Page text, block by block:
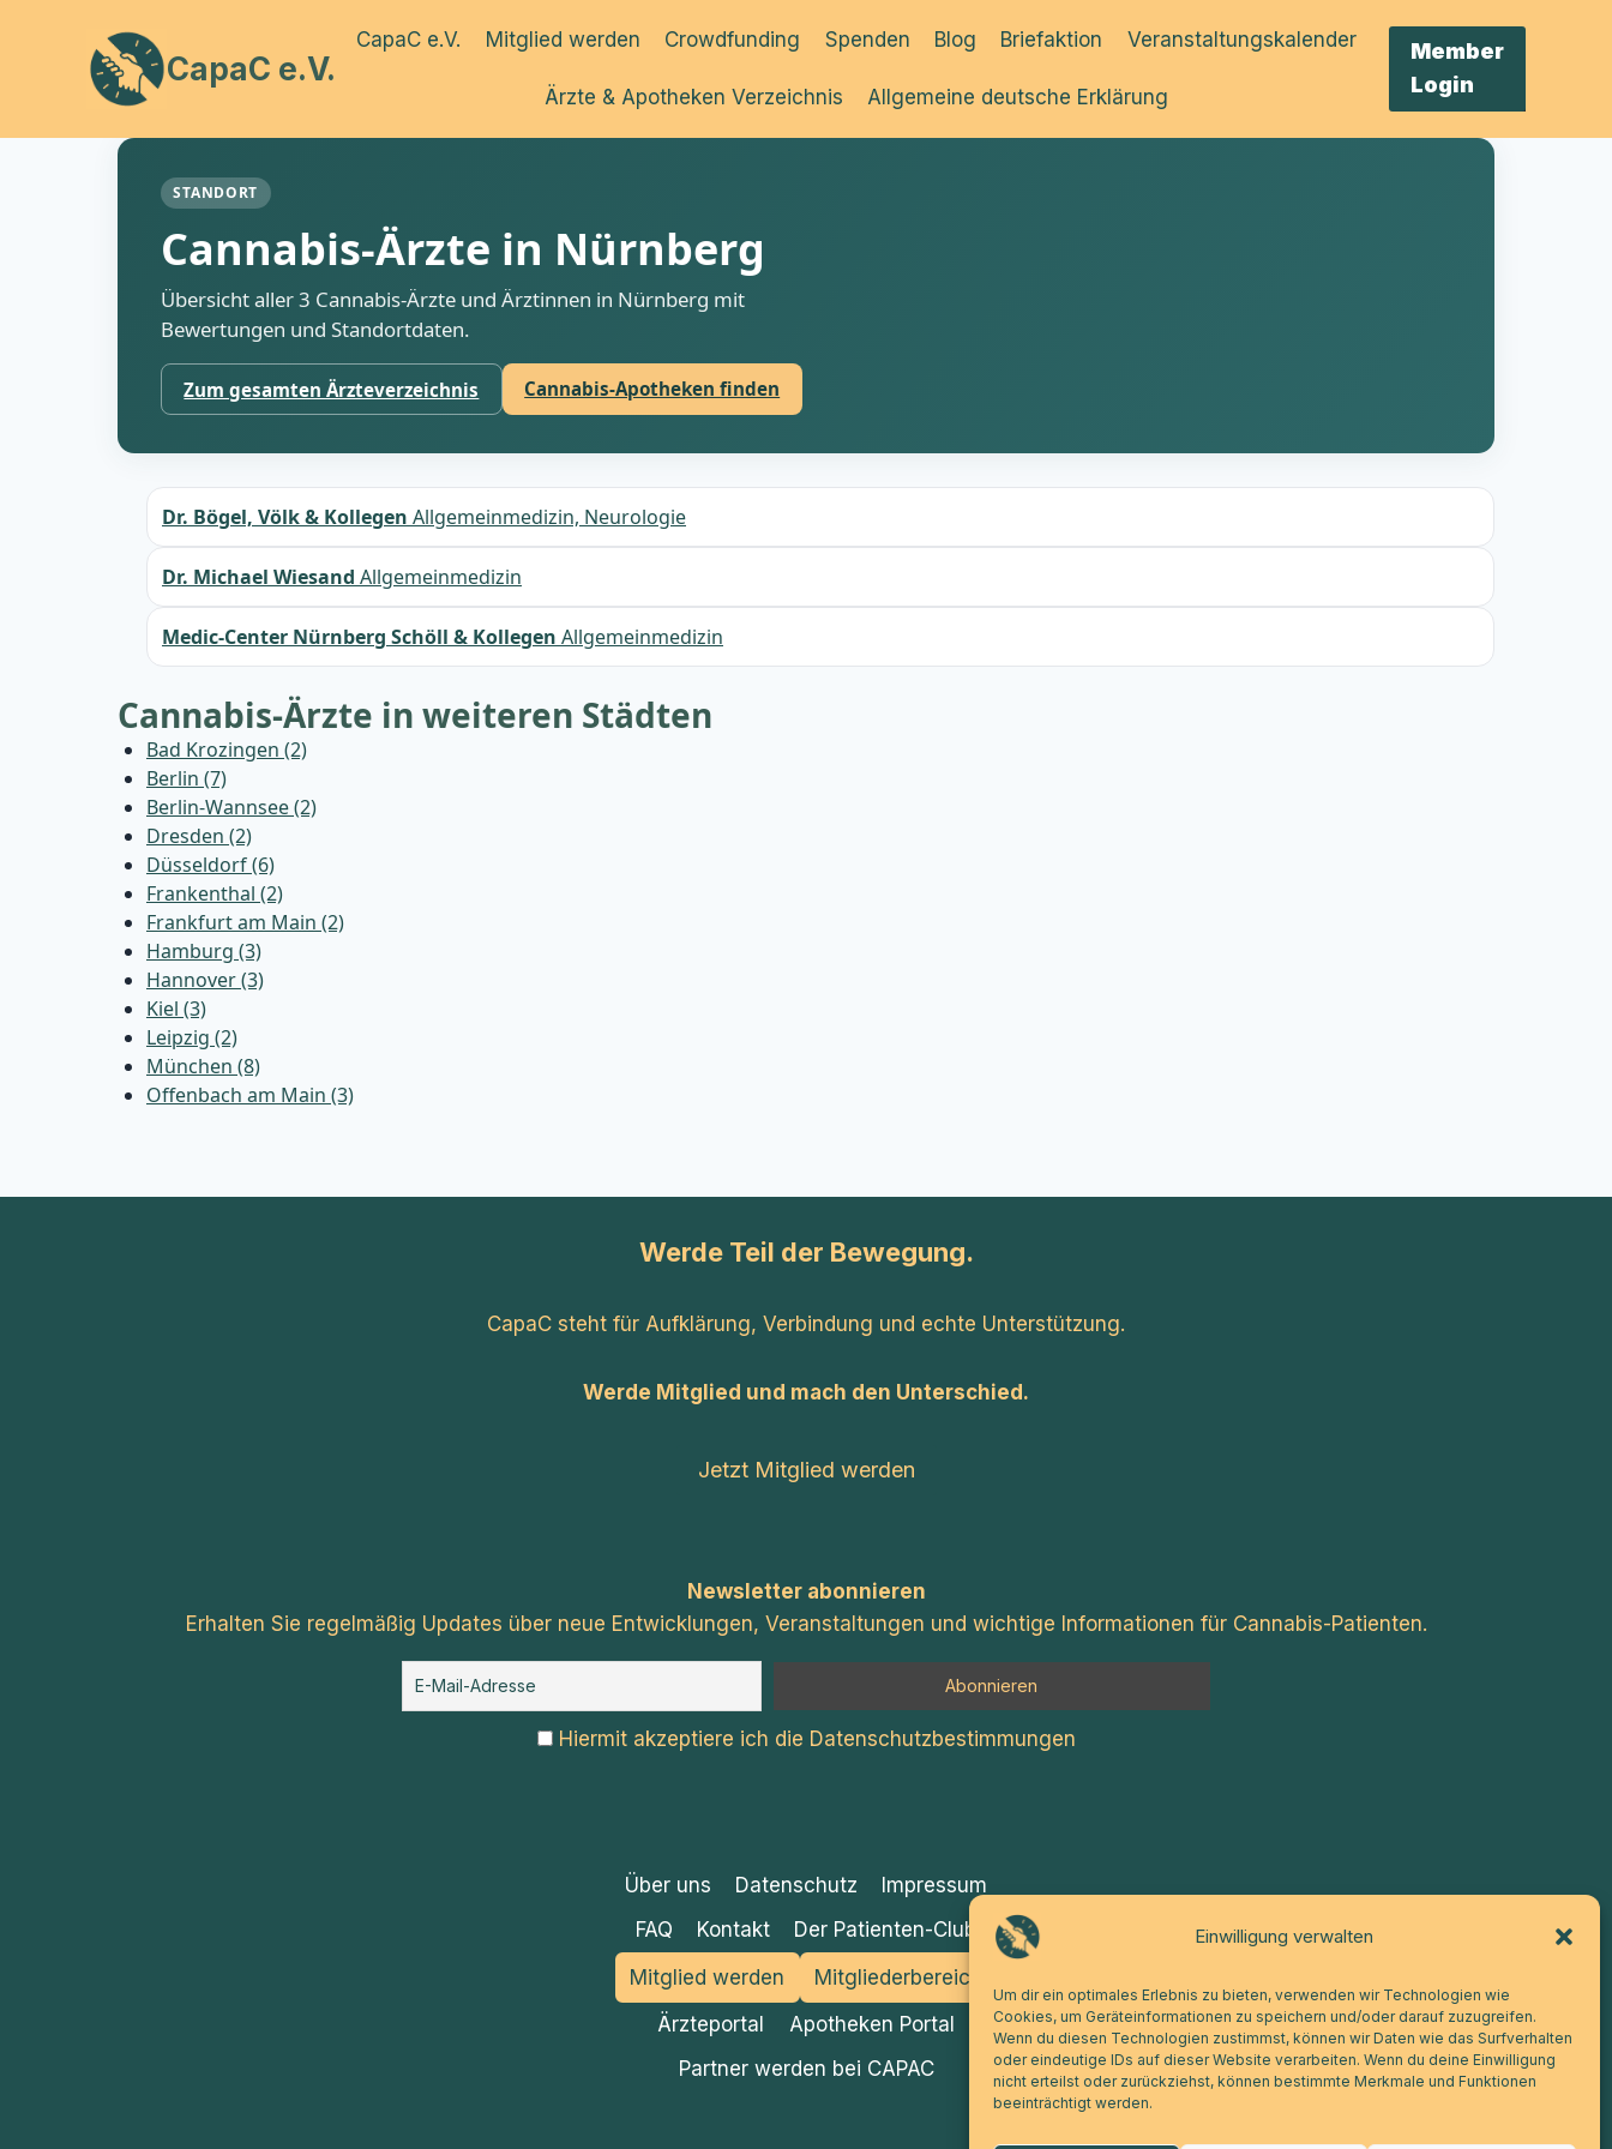
Einwilligung verwalten
Um dir ein optimales Erlebnis zu bieten, verwenden wir Technologien wie
Cookies, um Geräteinformationen zu speichern und/oder darauf zuzugreifen.
Wenn du diesen Technologien zustimmst, können wir Daten wie das Surfverhalten
oder eindeutige IDs auf dieser Website verarbeiten. Wenn du deine Einwilligung
nicht erteilst oder zurückziehst, können bestimmte Merkmale und Funktionen
beeinträchtigt werden.
CapaC e.V.
CapaC e.V. Mitglied werden Crowdfunding Spenden Blog Briefaktion Veranstaltungskalender
Ärzte & Apotheken Verzeichnis Allgemeine deutsche Erklärung
Member
Login
STANDORT
Cannabis-Ärzte in Nürnberg
Übersicht aller 3 Cannabis-Ärzte und Ärztinnen in Nürnberg mit
Bewertungen und Standortdaten.
Zum gesamten Ärzteverzeichnis Cannabis-Apotheken finden
Dr. Bögel, Völk & Kollegen Allgemeinmedizin, Neurologie
Dr. Michael Wiesand Allgemeinmedizin
Medic-Center Nürnberg Schöll & Kollegen Allgemeinmedizin
Cannabis-Ärzte in weiteren Städten
Bad Krozingen (2)
Berlin (7)
Berlin-Wannsee (2)
Dresden (2)
Düsseldorf (6)
Frankenthal (2)
Frankfurt am Main (2)
Hamburg (3)
Hannover (3)
Kiel (3)
Leipzig (2)
München (8)
Offenbach am Main (3)
Werde Teil der Bewegung.
CapaC steht für Aufklärung, Verbindung und echte Unterstützung.
Werde Mitglied und mach den Unterschied.
Jetzt Mitglied werden
Newsletter abonnieren
Erhalten Sie regelmäßig Updates über neue Entwicklungen, Veranstaltungen und wichtige Informationen für Cannabis-Patienten.
Hiermit akzeptiere ich die Datenschutzbestimmungen
Über uns Datenschutz
Impressum
FAQ
Kontakt
Der Patienten-Club
Mitglied werden
Mitgliederbereich
Ärzteportal
Apotheken Portal
Partner werden bei CAPAC